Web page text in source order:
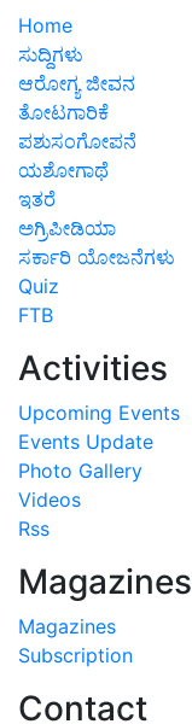
Home
ಸುದ್ದಿಗಳು
ಆರೋಗ್ಯ ಜೀವನ
ತೋಟಗಾರಿಕೆ
ಪಶುಸಂಗೋಪನೆ
ಯಶೋಗಾಥೆ
ಇತರೆ
ಅಗ್ರಿಪೀಡಿಯಾ
ಸರ್ಕಾರಿ ಯೋಜನೆಗಳು
Quiz
FTB
Activities
Upcoming Events
Events Update
Photo Gallery
Videos
Rss
Magazines
Magazines
Subscription
Contact